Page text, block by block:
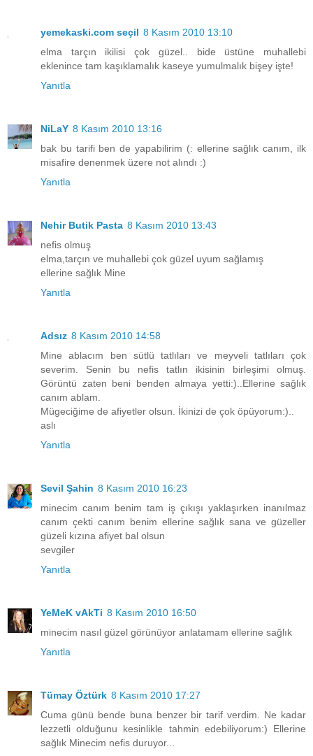
yemekaski.com seçil 8 Kasım 2010 13:10
elma tarçın ikilisi çok güzel.. bide üstüne muhallebi
eklenince tam kaşıklamalık kaseye yumulmalık bişey işte!
Yanıtla
NiLaY 8 Kasım 2010 13:16
bak bu tarifi ben de yapabilirim (: ellerine sağlık canım, ilk
misafire denenmek üzere not alındı :)
Yanıtla
Nehir Butik Pasta 8 Kasım 2010 13:43
nefis olmuş
elma,tarçın ve muhallebi çok güzel uyum sağlamış
ellerine sağlık Mine
Yanıtla
Adsız 8 Kasım 2010 14:58
Mine ablacım ben sütlü tatlıları ve meyveli tatlıları çok
severim. Senin bu nefis tatlın ikisinin birleşimi olmuş.
Görüntü zaten beni benden almaya yetti:)..Ellerine sağlık
canım ablam.
Mügeciğime de afiyetler olsun. İkinizi de çok öpüyorum:)..
aslı
Yanıtla
Sevil Şahin 8 Kasım 2010 16:23
minecim canım benim tam iş çıkışı yaklaşırken inanılmaz
canım çekti canım benim ellerine sağlık sana ve güzeller
güzeli kızına afiyet bal olsun
sevgiler
Yanıtla
YeMeK vAkTi 8 Kasım 2010 16:50
minecim nasıl güzel görünüyor anlatamam ellerine sağlık
Yanıtla
Tümay Öztürk 8 Kasım 2010 17:27
Cuma günü bende buna benzer bir tarif verdim. Ne kadar
lezzetli olduğunu kesinlikle tahmin edebiliyorum:) Ellerine
sağlık Minecim nefis duruyor...